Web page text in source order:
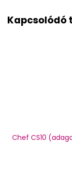
Kapcsolódó
Chef CS10